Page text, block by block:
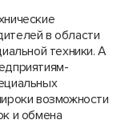
в области
техники. А
возможности
и обмена